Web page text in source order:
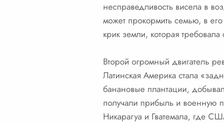
несправедливость висела в
может прокормить семью, в
крик земли, которая
Второй огромный двигатель
Латинская Америка стала
банановые плантации,
получали прибыль и военную
Никарагуа и Гватемала, где